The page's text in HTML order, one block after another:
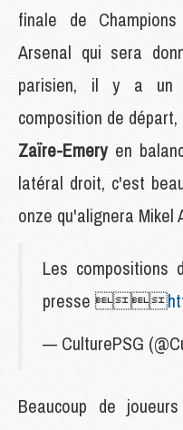
finale de
Arsenal qui sera
parisien, il y a un
composition de
Zaïre-Emeryen
latéral droit, c'est
onze qu'alignera Mikel
Les compositions
presse 
— CulturePSG
Beaucoup de